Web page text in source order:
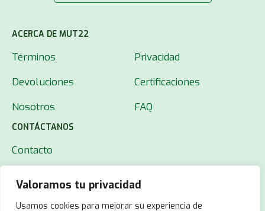
Valoramos tu privacidad
Usamos cookies para mejorar su experiencia de
ACERCA DE MUT22
Términos
Privacidad
Devoluciones
Certificaciones
Nosotros
FAQ
CONTÁCTANOS
Contacto